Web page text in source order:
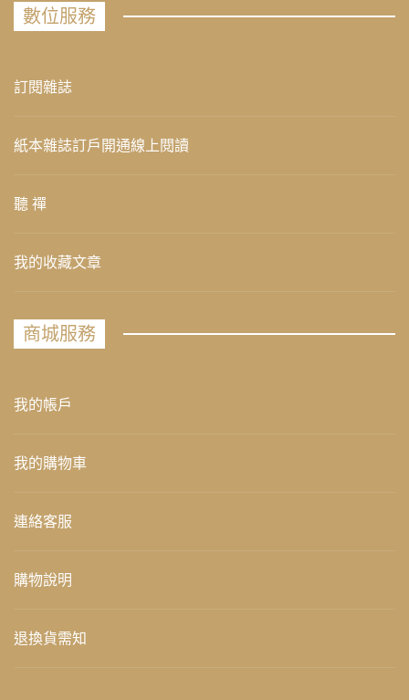
數位服務
訂閱雜誌
紙本雜誌訂戶開通線上閱讀
聽 禪
我的收藏文章
商城服務
我的帳戶
我的購物車
連絡客服
購物說明
退換貨需知